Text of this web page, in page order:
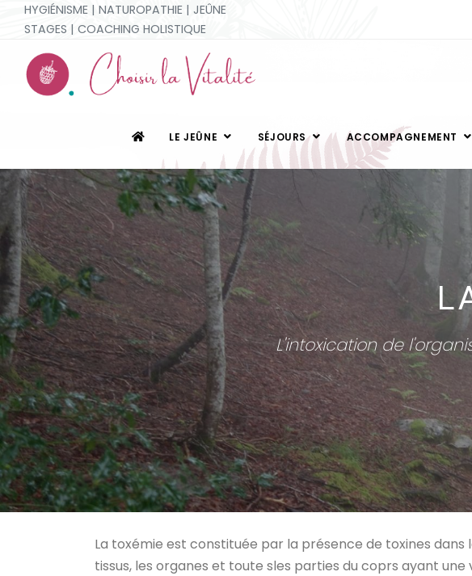
HYGIÉNISME | NATUROPATHIE | JEÛNE
STAGES | COACHING HOLISTIQUE
LE JEÛNE SÉJOURS ACCOMPAGNEMENT
L'intoxication de
La toxémie est constituée par la présence de toxines dans
tissus, les organes et toute sles parties du coprs ayant une